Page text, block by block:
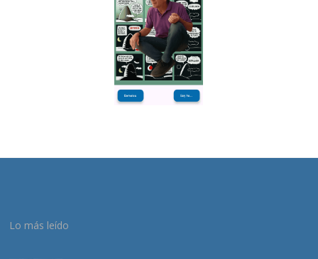
Lo más leído